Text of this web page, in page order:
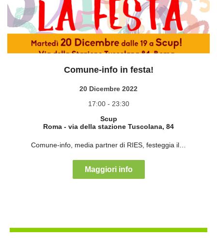
Comune-info in festa!
20 Dicembre 2022
17:00 - 23:30
Scup
Roma - via della stazione Tuscolana, 84
Comune-info, media partner di RIES, festeggia il…
Maggiori info